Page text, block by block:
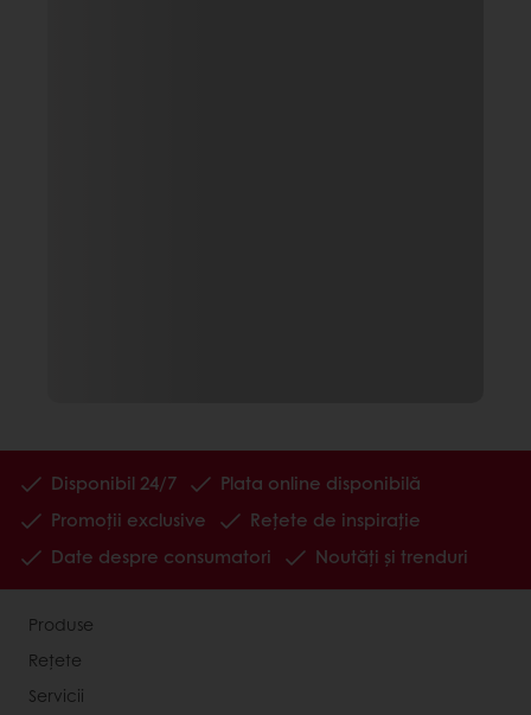
Disponibil 24/7
Plata online disponibilă
Promoții exclusive
Rețete de inspirație
Date despre consumatori
Noutăți și trenduri
Produse
Rețete
Servicii